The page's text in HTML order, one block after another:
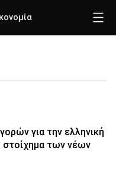
για την ελληνική
στοίχημα των νέων